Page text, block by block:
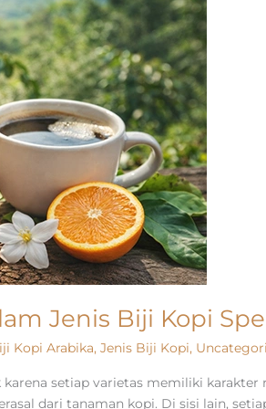
Jenis Biji Kopi
Kopi Arabika,Jenis Biji Kopi,
setiap varietas memiliki
dari tanaman kopi. Di sisi lain,